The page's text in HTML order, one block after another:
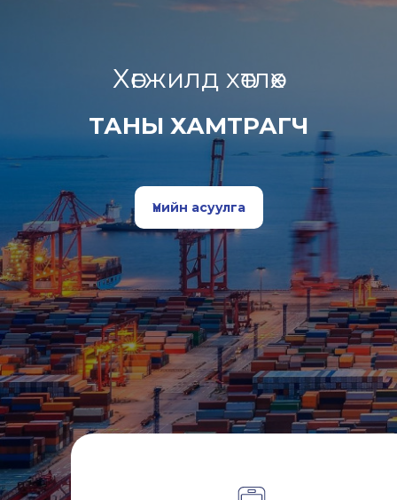
Хөгжилд хөтлөх
ТАНЫ ХАМТРАГЧ
Үнийн асуулга